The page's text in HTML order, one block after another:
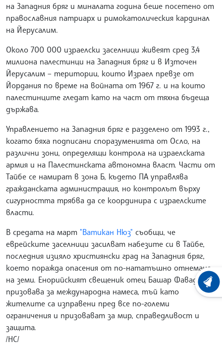
на Западния бряг и миналата година беше посетено от
православния патриарх и римокатолическия кардинал
на Йерусалим.
Около 700 000 израелски заселници живеят сред 3,4
милиона палестинци на Западния бряг и в Източен
Йерусалим – територии, които Израел превзе от
Йордания по време на войната от 1967 г. и на които
палестинците гледат като на част от тяхна бъдеща
държава.
Управлението на Западния бряг е разделено от 1993 г.,
когато бяха подписани споразуменията от Осло, на
различни зони, определящи контрола на израелската
армия и на Палестинската автономна власт. Части от
Тайбе се намират в зона Б, където ПА управлява
гражданската администрация, но контролът върху
сигурността трябва да се координира с израелските
власти.
В средата на март "Ватикан Нюз" съобщи, че
еврейските заселници засилват набезите си в Тайбе,
последния изцяло християнски град на Западния бряг,
което поражда опасения от по-нататъшно отнемане
на земи. Енорийският свещеник отец Башар Фавадле
призовава за международна намеса, тъй като
жителите са изправени пред все по-големи
ограничения и призовават за мир, справедливост и
защита.
/НС/